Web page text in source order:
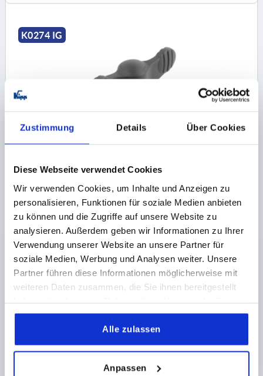
Zustimmung Details Über Cookies
Diese Webseite verwendet Cookies
Wir verwenden Cookies, um Inhalte und Anzeigen zu
personalisieren, Funktionen für soziale Medien anbieten
zu können und die Zugriffe auf unsere Website zu
analysieren. Außerdem geben wir Informationen zu Ihrer
Verwendung unserer Website an unsere Partner für
soziale Medien, Werbung und Analysen weiter. Unsere
Partner führen diese Informationen möglicherweise mit
weiteren Daten zusammen, die Sie ihnen bereitgestellt
gesammelt haben.
Alle zulassen
Anpassen
K0274 IG
FLÜGELGRIFF ANTIBAKTERIELL D=M06, FORM:K MIT
INNENGEWINDE, A=50, B=5, H=24, THERMOPLAST
GRIFFLÄNGE=50
BREITE=5 D2=14
HÖHE=24
H1=11,5
K0274.120106144
3,54 CHF
zzgl. MwSt.
zzgl. Versandkosten
DETAILS
CAD